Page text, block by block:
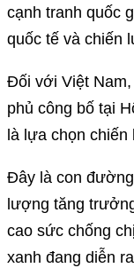
cạnh tranh quốc
quốc tế và chiến
Đối với Việt
phủ công bố tại
là lựa chọn
Đây là con
lượng tăng
cao sức chống
xanh đang diễn